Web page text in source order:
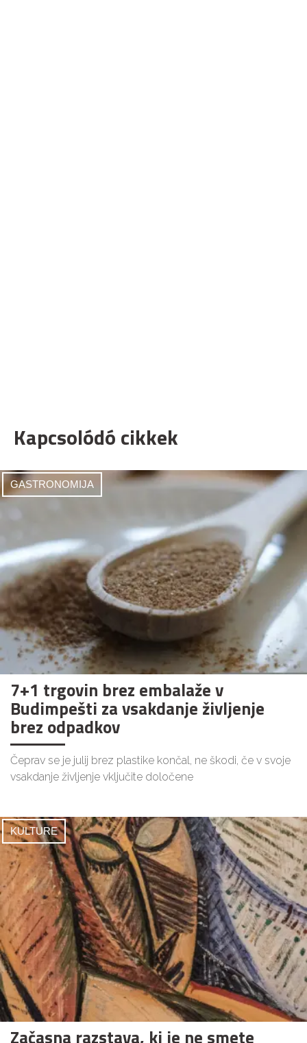
Kapcsolódó cikkek
GASTRONOMIJA
7+1 trgovin brez embalaže v
Budimpešti za vsakdanje življenje
brez odpadkov
Čeprav se je julij brez plastike končal, ne škodi, če v svoje
vsakdanje življenje vključite določene
KULTURE
Začasna razstava, ki je ne smete